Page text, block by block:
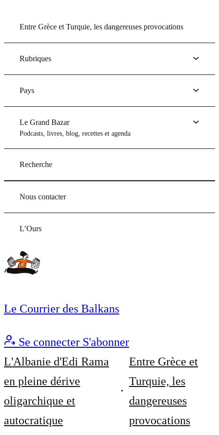
Entre Grèce et Turquie, les dangereuses provocations
Rubriques
Pays
Le Grand Bazar
Podcasts, livres, blog, recettes et agenda
Recherche
Nous contacter
L’Ours
Le Courrier des Balkans
Se connecter S'abonner
L'Albanie d'Edi Rama
en pleine dérive
oligarchique et
autocratique
Entre Grèce et
Turquie, les
dangereuses
provocations